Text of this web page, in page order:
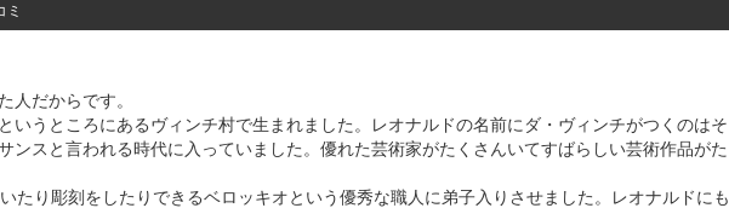
ミ
人だからです。
いうところにあるヴィンチ村で生まれました。レオナルドの名前にダ・ヴィンチがつくのはそ
ンスと言われる時代に入っていました。優れた芸術家がたくさんいてすばらしい芸術作品がた
たり彫刻をしたりできるベロッキオという優秀な職人に弟子入りさせました。レオナルドにも